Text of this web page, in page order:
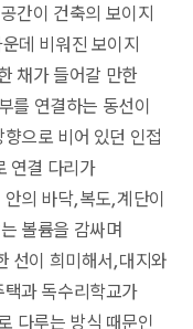
간이 건축의 보이지
데 비워진 보이지
채가 들어갈 만한
를 연결하는 동선이
으로 비어 있던 인접
연결 다리가
의 바닥, 복도, 계단이
볼륨을 감싸며
선이 희미해서, 대지와
과 독수리학교가
다루는 방식 때문인